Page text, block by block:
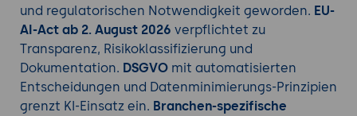
und regulatorischen Notwendigkeit geworden. EU-
AI-Act ab 2. August 2026 verpflichtet zu
Transparenz, Risikoklassifizierung und
Dokumentation. DSGVOmit automatisierten
Entscheidungen und Datenminimierungs-Prinzipien
grenzt KI-Einsatz ein. Branchen-spezifische